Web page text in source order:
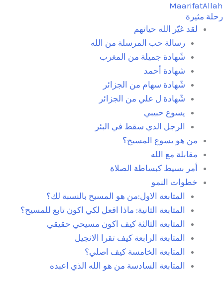
مثيرة
لقد غيّر الله حياتهم
رسالة حب المرسلة من الله
شّهادة جميلة من المغرب
شهادة أحمد
شّهادة سهام من الجزائر
شّهادة ل علي من الجزائر
يسوع حبيبي
الرجل الدي سقط في البئر
من هو يسوع المسيح؟
مقابلة مع الله
أمر بسيط كبساطة الصلاة
خطوات النمو
المتابعة الاول:من هو المسيح بالنسبة لك؟
المتابعة الثانية: ماذا افعل لكي اكون تابع للمسيح؟
المتابعة الثالثة كيف اكون مسيحي حقيقي
المتابعة الرابعة كيف تقرا الانجيل
المتابعة الخامسة كيف اصلي؟
المتابعة السادسة من هو الله الذي اعبده